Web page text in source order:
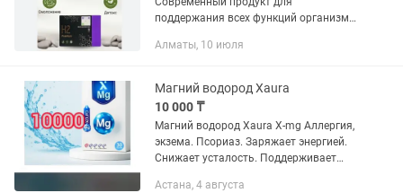
поддержания всех функций организма.
(функция разжижения крови).
действия Н2 были...
Алматы, 10 июля
Магний водород Xaura
10 000 ₸
Магний водород Xaura X-mg Аллергия,
экзема. Псориаз. Заряжает энергией.
Снижает усталость. Поддерживает
Астана, 4 августа